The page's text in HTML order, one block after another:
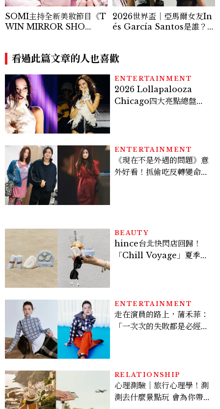
SOMI主持全新美妝節目《T
WIN MIRROR SHO
2026世界盃｜亞馬爾女友In
és García Santos是誰？2
ber中場秀！
看過此篇文章的人也喜歡
ENTERTAINMENT
2026 Lollapalooza
Chicago四大亮點總盤
ENTERTAINMENT
《現在不是外遇的問題》意
外好看！抓偷吃反轉變命
BEAUTY
hince台北快閃店回歸！
「Chill Voyage」夏季限
ENTERTAINMENT
走在演員的路上，蒲禾菲：
「一次次的失敗都是必經過
RELATIONSHIP
心理測驗｜旅行心理學！測
測去什麼景點玩 會為你帶來